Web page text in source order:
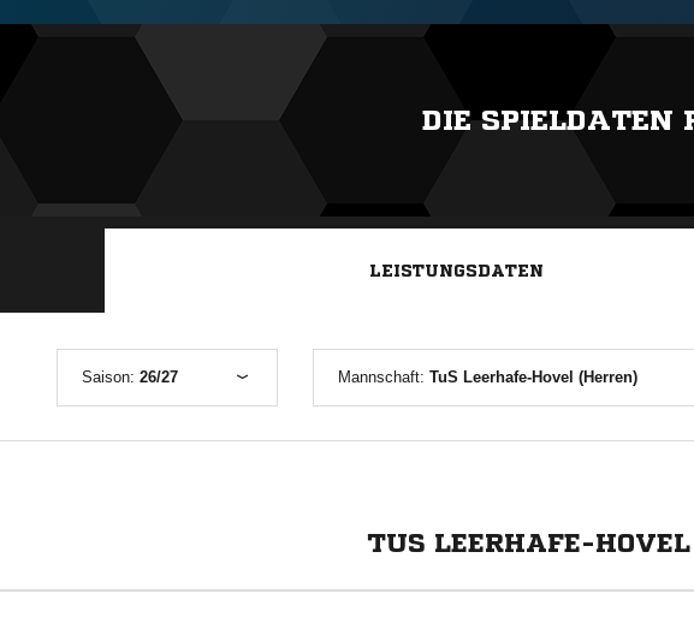
DIE SPIELDATEN
LEISTUNGSDATEN
Saison: 26/27 Mannschaft:TuS Leerhafe-Hovel (Herren)
TUS LEERHAFE-